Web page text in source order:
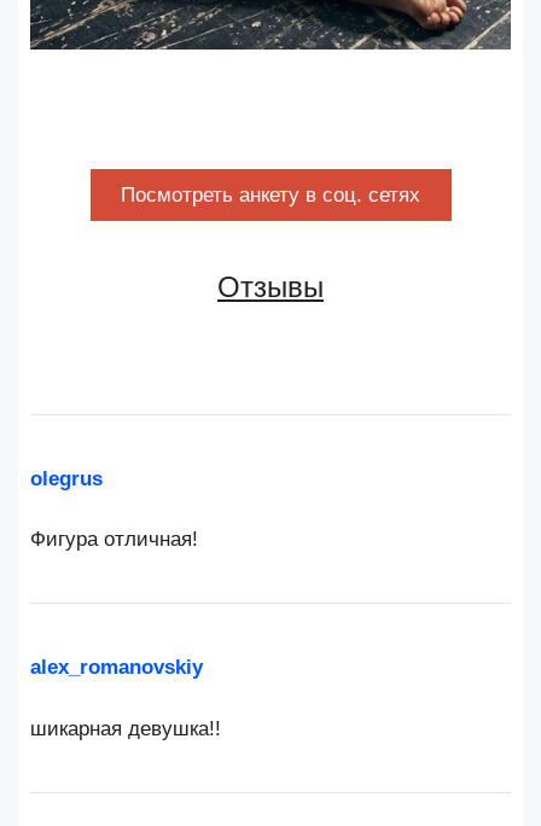
Посмотреть анкету в соц. сетях
Отзывы
olegrus
Фигура отличная!
alex_romanovskiy
шикарная девушка!!